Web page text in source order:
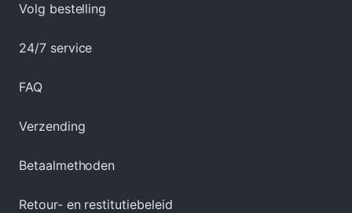
Volg bestelling
24/7 service
FAQ
Verzending
Betaalmethoden
Retour- en restitutiebeleid